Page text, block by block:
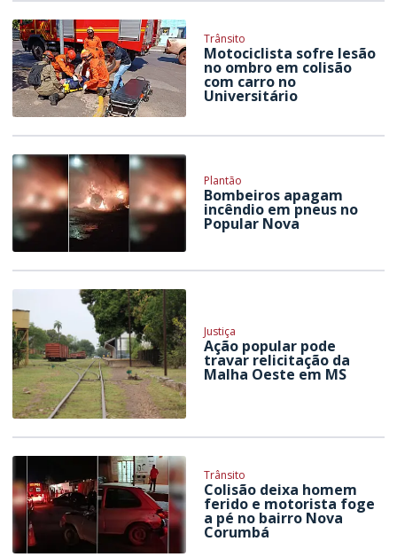
Trânsito
Motociclista sofre lesão
no ombro em colisão
com carro no
Universitário
Plantão
Bombeiros apagam
incêndio em pneus no
Popular Nova
Justiça
Ação popular pode
travar relicitação da
Malha Oeste em MS
Trânsito
Colisão deixa homem
ferido e motorista foge
a pé no bairro Nova
Corumbá